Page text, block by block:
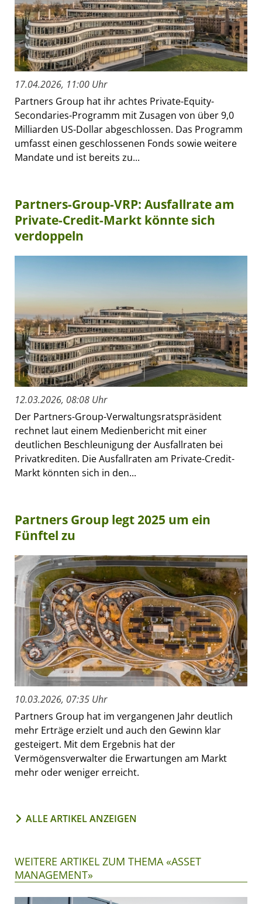
17.04.2026, 11:00 Uhr
Partners Group hat ihr achtes Private-Equity-
Secondaries-Programm mit Zusagen von über 9,0
Milliarden US-Dollar abgeschlossen. Das Programm
umfasst einen geschlossenen Fonds sowie weitere
Mandate und ist bereits zu...
Partners-Group-VRP: Ausfallrate am
Private-Credit-Markt könnte sich
verdoppeln
12.03.2026, 08:08 Uhr
Der Partners-Group-Verwaltungsratspräsident
rechnet laut einem Medienbericht mit einer
deutlichen Beschleunigung der Ausfallraten bei
Privatkrediten. Die Ausfallraten am Private-Credit-
Markt könnten sich in den...
Partners Group legt 2025 um ein
Fünftel zu
10.03.2026, 07:35 Uhr
Partners Group hat im vergangenen Jahr deutlich
mehr Erträge erzielt und auch den Gewinn klar
gesteigert. Mit dem Ergebnis hat der
Vermögensverwalter die Erwartungen am Markt
mehr oder weniger erreicht.
ALLE ARTIKEL ANZEIGEN
WEITERE ARTIKEL ZUM THEMA «ASSET
MANAGEMENT»